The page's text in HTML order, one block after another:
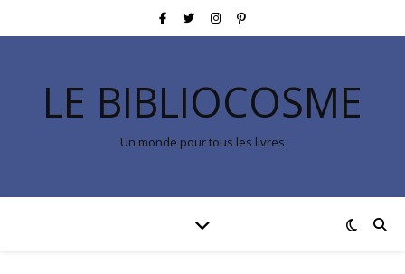
LE BIBLIOCOSME
Un monde pour tous les livres